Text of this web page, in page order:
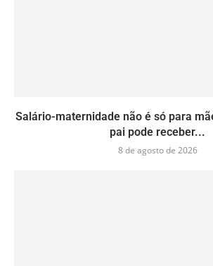
Salário-maternidade não é só para
pai pode receber...
8 de agosto de 2026